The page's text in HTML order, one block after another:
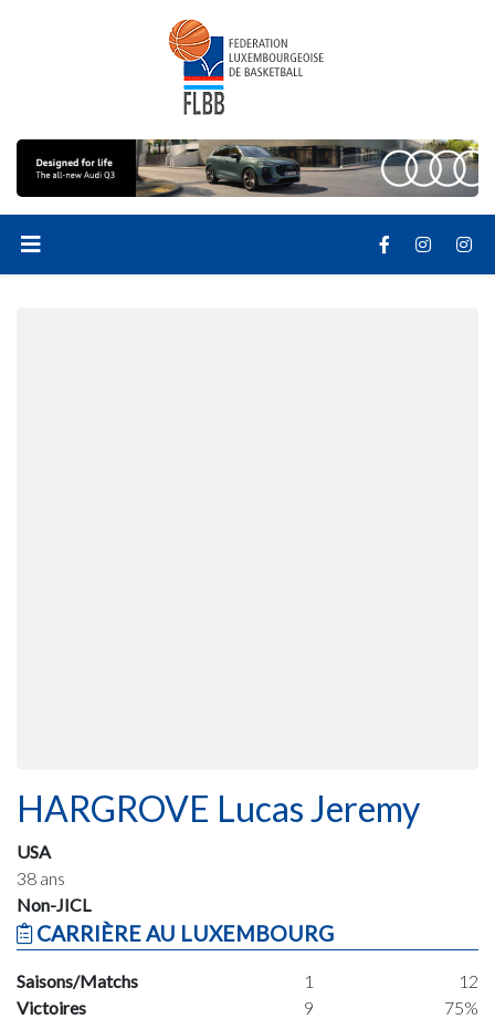
HARGROVE Lucas Jeremy
USA
38 ans
Non-JICL
CARRIÈRE AU LUXEMBOURG
Saisons/Matchs 1
12
Victoires
9
75%